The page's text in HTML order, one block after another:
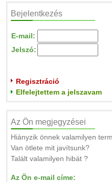
Bejelentkezés
E-mail:
Jelszó:
Regisztráció
Elfelejtettem a jelszavam
Az Ön megjegyzései
Hiányzik önnek valamilyen
Van ötlete mit javítsunk?
Talált valamilyen hibát ?
Az Ön e-mail címe: